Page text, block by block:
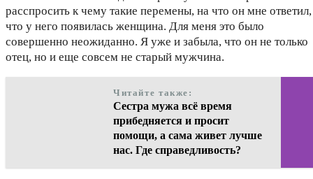
расспросить к чему такие перемены, на что он мне ответил,
что у него появилась женщина. Для меня это было
совершенно неожиданно. Я уже и забыла, что он не только
отец, но и еще совсем не старый мужчина.
Читайте также:
Сестра мужа всё время
прибедняется и просит
помощи, а сама живет лучше
нас. Где справедливость?